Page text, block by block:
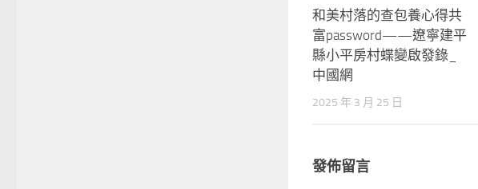
和美村落的查包養心得共
富password——遼寧建平
縣小平房村蝶變啟發錄_
中國網
2025 年 3 月 25 日
發佈留言